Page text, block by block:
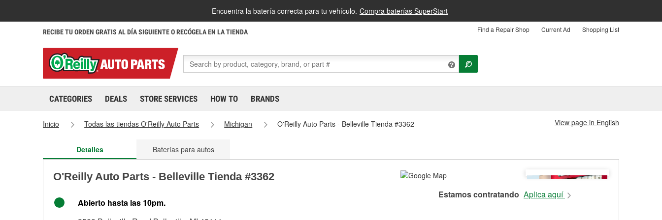
Encuentra la batería correcta para tu vehículo. Compra baterías SuperStart
RECIBE TU ORDEN GRATIS AL DÍA SIGUIENTE O RECÓGELA EN LA TIENDA Find a Repair Shop Current Ad Shopping List
CATEGORIES DEALS STORE SERVICES HOW TO BRANDS
Inicio Todas las tiendas O'Reilly Auto Parts Michigan O'Reilly Auto Parts - Belleville Tienda #3362 View page in English
Detalles Baterías para autos
O'Reilly Auto Parts - Belleville Tienda #3362
Abierto hasta las 10pm.
Estamos contratando Aplica aquí